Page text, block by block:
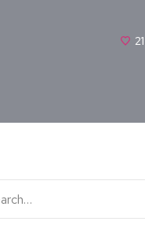
21